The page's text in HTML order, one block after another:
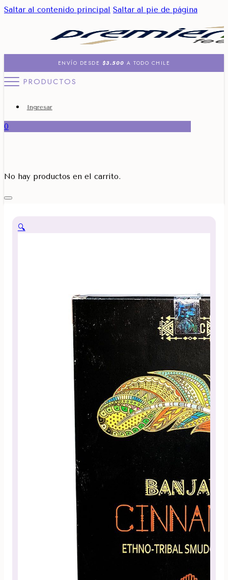
Saltar al contenido principal Saltar al pie de página
ENVÍO DESDE $3.500 A TODO CHILE
PRODUCTOS
Ingresar
0
No hay productos en el carrito.
🔍